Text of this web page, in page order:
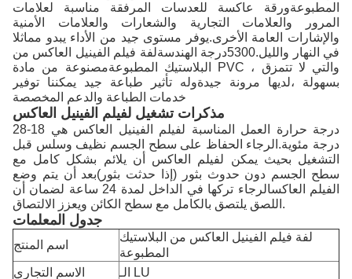
المطبوعةورقة عاكسة للعدسات المرفقة مناسبة لعلامات
المرور والعلامات التجارية والشعارات والعلامات الأمنية
والإشارات العامة الأخرى.يوفر مستوى جيد من الأداء يبدو مماثلا
في النهار والليل.5300
درجة الهندسةلفة فيلم الفينيل العاكس من
البلاستيك المطبوعةمصنوعة من مادة PVC ، والتي لا تتمزق
بسهولة ،لديها مرونة جيدةوله تأثير طباعة جيد يمكننا توفير
خدمات الطباعة والدعم المخصصة
مذكرات تشغيل لفيلم الفينيل العاكس
درجة حرارة العمل المناسبة لفيلم الفينيل العاكس هي 18-28
درجة مئوية.الرجاء الحفاظ على سطح الجسم نظيف وسلس قبل
التشغيل بحيث يمكن لفيلم العاكس أن يلائم بشكل كامل مع
سطح الجسم دون حدوث بثور (إذا حدثت بثور)بعد أن يتم وضع
الفيلم العاكسالرجاء تركها في الداخل لمدة 24 ساعة لضمان أن
اللصق يلتصق بالكامل مع سطح الكائن ويعزز الالتصاق.
جدول المعلمات
اسم المنتج
لفة فيلم الفينيل العاكس من البلاستيك
المطبوعة
الاسم التجاري
الـ LU